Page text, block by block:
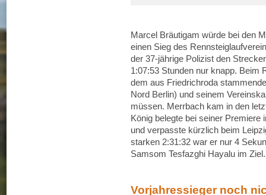
Marcel Bräutigam würde bei den
einen Sieg des
der 37-jährige Polizist den
1:07:53 Stunden nur knapp. Beim
dem aus Friedrichroda
Nord Berlin) und seinem
müssen. Merrbach kam in den
König belegte bei seiner
und verpasste kürzlich beim
starken 2:31:32 war er nur 4
Samsom Tesfazghi Hayalu im Ziel.
Vorjahressieger noch